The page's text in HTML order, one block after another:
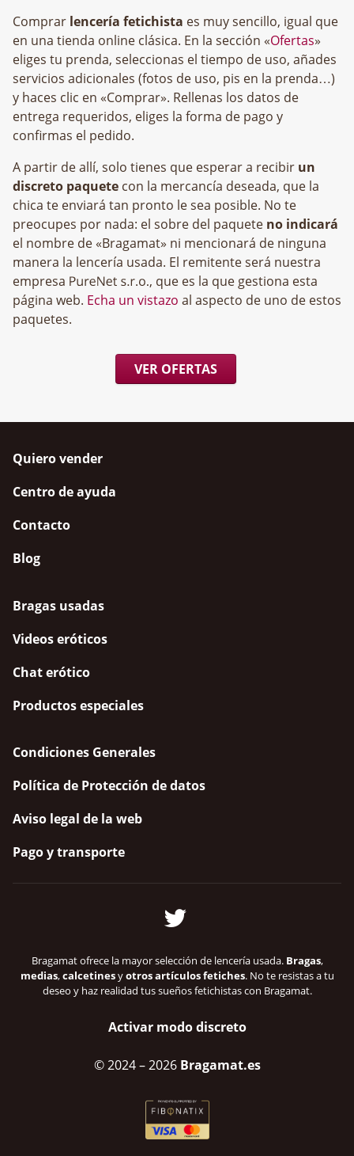
Comprar lencería fetichista es muy sencillo, igual que
en una tienda online clásica. En la sección «Ofertas»
eliges tu prenda, seleccionas el tiempo de uso, añades
servicios adicionales (fotos de uso, pis en la prenda…)
y haces clic en «Comprar». Rellenas los datos de
entrega requeridos, eliges la forma de pago y
confirmas el pedido.
A partir de allí, solo tienes que esperar a recibir un
discreto paquete con la mercancía deseada, que la
chica te enviará tan pronto le sea posible. No te
preocupes por nada: el sobre del paquete no indicará
el nombre de «Bragamat» ni mencionará de ninguna
manera la lencería usada. El remitente será nuestra
empresa
, que es la que gestiona esta
página web. Echa un vistazo al aspecto de uno de estos
paquetes.
VER OFERTAS
Quiero vender
Centro de ayuda
Contacto
Blog
Bragas usadas
Videos eróticos
Chat erótico
Productos especiales
Condiciones Generales
Política de Protección de datos
Aviso legal de la web
Pago y transporte
Bragamat ofrece la mayor selección de lencería usada. Bragas,
medias,calcetinesyotros artículos fetiches. No te resistas a tu
deseo y haz realidad tus sueños fetichistas con Bragamat.
Activar modo discreto
© 2024– 2026 Bragamat.es